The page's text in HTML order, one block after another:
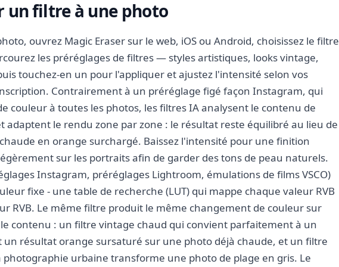
un filtre à une photo
ouvrez Magic Eraser sur le web, iOS ou Android, choisissez le filtre
les préréglages de filtres — styles artistiques, looks vintage,
touchez-en un pour l'appliquer et ajustez l'intensité selon vos
Contrairement à un préréglage figé façon Instagram, qui
couleur à toutes les photos, les filtres IA analysent le contenu de
adaptent le rendu zone par zone : le résultat reste équilibré au lieu de
en orange surchargé. Baissez l'intensité pour une finition
sur les portraits afin de garder des tons de peau naturels.
Instagram, préréglages Lightroom, émulations de films VSCO)
fixe - une table de recherche (LUT) qui mappe chaque valeur RVB
RVB. Le même filtre produit le même changement de couleur sur
contenu : un filtre vintage chaud qui convient parfaitement à un
résultat orange sursaturé sur une photo déjà chaude, et un filtre
urbaine transforme une photo de plage en gris. Le